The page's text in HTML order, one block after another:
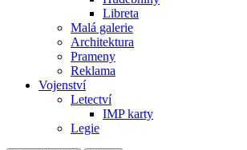
Libreta
Malá galerie
Architektura
Prameny
Reklama
Vojenství
Letectví
IMP karty
Legie